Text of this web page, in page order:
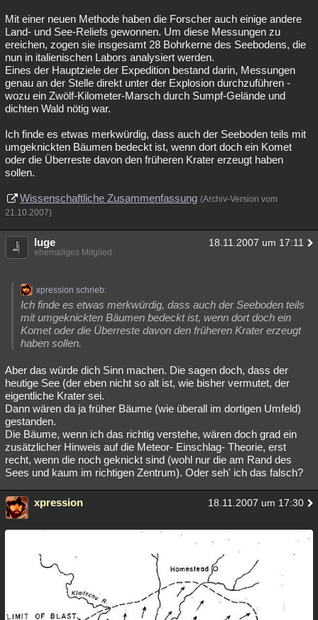
Mit einer neuen Methode haben die Forscher auch einige andere
Land- und See-Reliefs gewonnen. Um diese Messungen zu
ereichen, zogen sie insgesamt 28 Bohrkerne des Seebodens, die
nun in italienischen Labors analysiert werden.
Eines der Hauptziele der Expedition bestand darin, Messungen
genau an der Stelle direkt unter der Explosion durchzuführen -
wozu ein Zwölf-Kilometer-Marsch durch Sumpf-Gelände und
dichten Wald nötig war.
Ich finde es etwas merkwürdig, dass auch der Seeboden teils mit
umgeknickten Bäumen bedeckt ist, wenn dort doch ein Komet
oder die Überreste davon den früheren Krater erzeugt haben
sollen.
Wissenschaftliche Zusammenfassung (Archiv-Version vom
21.10.2007)
luge 18.11.2007 um 17:11
ehemaliges Mitglied
xpression schrieb:
Ich finde es etwas merkwürdig, dass auch der Seeboden teils
mit umgeknickten Bäumen bedeckt ist, wenn dort doch ein
Komet oder die Überreste davon den früheren Krater erzeugt
haben sollen.
Aber das würde dich Sinn machen. Die sagen doch, dass der
heutige See (der eben nicht so alt ist, wie bisher vermutet, der
eigentliche Krater sei.
Dann wären da ja früher Bäume (wie überall im dortigen Umfeld)
gestanden.
Die Bäume, wenn ich das richtig verstehe, wären doch grad ein
zusätzlicher Hinweis auf die Meteor- Einschlag- Theorie, erst
recht, wenn die noch geknickt sind (wohl nur die am Rand des
Sees und kaum im richtigen Zentrum). Oder seh' ich das falsch?
xpression 18.11.2007 um 17:30